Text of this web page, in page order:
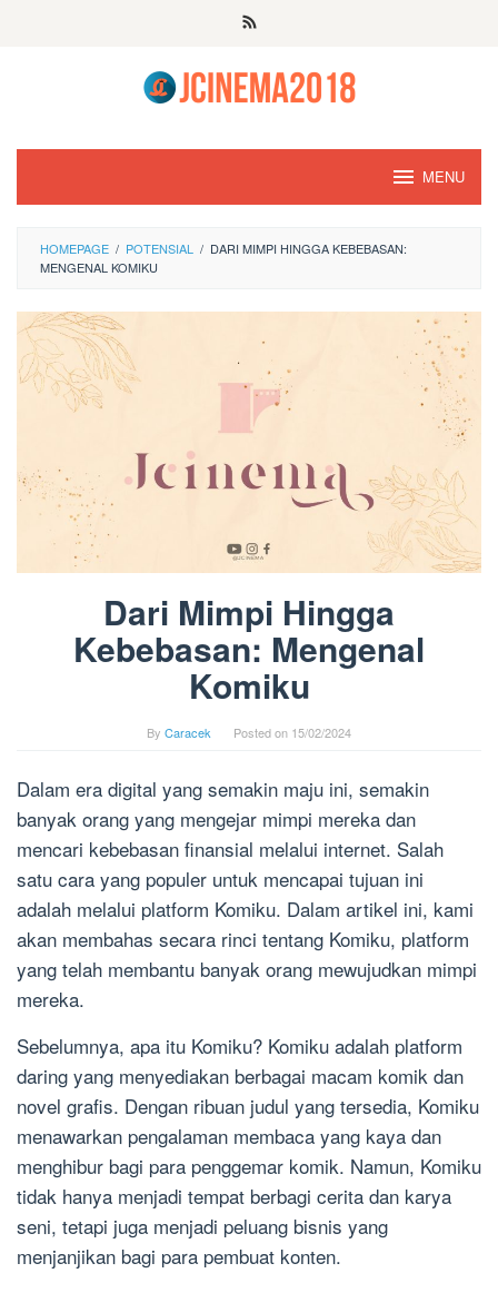
MENU
HOMEPAGE / POTENSIAL / DARI MIMPI HINGGA KEBEBASAN:
MENGENAL KOMIKU
Dari Mimpi Hingga
Kebebasan: Mengenal
Komiku
By Caracek Posted on 15/02/2024
Dalam era digital yang semakin maju ini, semakin
banyak orang yang mengejar mimpi mereka dan
mencari kebebasan finansial melalui internet. Salah
satu cara yang populer untuk mencapai tujuan ini
adalah melalui platform Komiku. Dalam artikel ini, kami
akan membahas secara rinci tentang Komiku, platform
yang telah membantu banyak orang mewujudkan mimpi
mereka.
Sebelumnya, apa itu Komiku? Komiku adalah platform
daring yang menyediakan berbagai macam komik dan
novel grafis. Dengan ribuan judul yang tersedia, Komiku
menawarkan pengalaman membaca yang kaya dan
menghibur bagi para penggemar komik. Namun, Komiku
tidak hanya menjadi tempat berbagi cerita dan karya
seni, tetapi juga menjadi peluang bisnis yang
menjanjikan bagi para pembuat konten.